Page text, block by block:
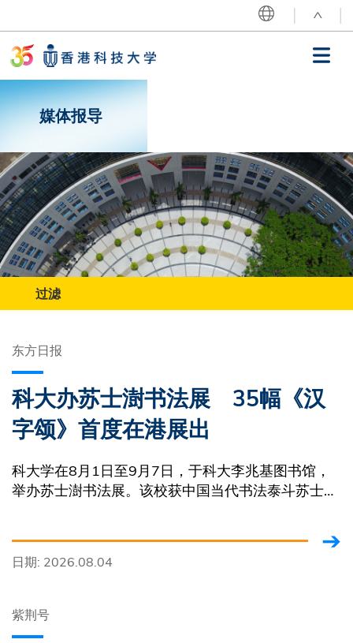
LIFE@HKUST
FACULTY PROFILES
^
主导航
我们的历程
35载历程
焦点活动
最新消息
媒体报导
过滤
东方日报
科大办苏士澍书法展 35幅《汉
字颂》首度在港展出
科大学在8月1日至9月7日，于科大李兆基图书馆，
举办苏士澍书法展。该校获中国当代书法泰斗苏士澍
日期: 2026.08.04
紫荆号